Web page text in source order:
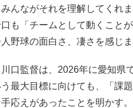
んながそれを理解してくれ
も「チームとして動くこと
野球の面白さ、凄さを感じ
口監督は、2026年に愛知県
最大目標に向けても、「課
応えがあったことを明かす。